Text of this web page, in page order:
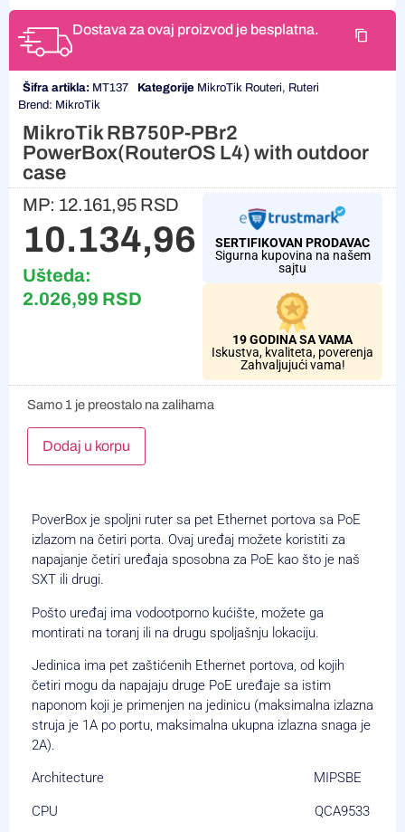
Dostava za ovaj proizvod je besplatna.
Šifra artikla: MT137 Kategorije MikroTik Routeri, Ruteri
Brend: MikroTik
MikroTik RB750P-PBr2
PowerBox(RouterOS L4) with outdoor
case
MP: 12.161,95 RSD
10.134,96 RSD
Ušteda:
2.026,99 RSD
SERTIFIKOVAN PRODAVAC
Sigurna kupovina na našem
sajtu
19 GODINA SA VAMA
Iskustva, kvaliteta, poverenja
Zahvaljujući vama!
Samo 1 je preostalo na zalihama
Dodaj u korpu
PoverBox je spoljni ruter sa pet Ethernet portova sa PoE
izlazom na četiri porta. Ovaj uređaj možete koristiti za
napajanje četiri uređaja sposobna za PoE kao što je naš
SXT ili drugi.
Pošto uređaj ima vodootporno kućište, možete ga
montirati na toranj ili na drugu spoljašnju lokaciju.
Jedinica ima pet zaštićenih Ethernet portova, od kojih
četiri mogu da napajaju druge PoE uređaje sa istim
naponom koji je primenjen na jedinicu (maksimalna izlazna
struja je 1A po portu, maksimalna ukupna izlazna snaga je
2A).
Architecture MIPSBE
CPU QCA9533